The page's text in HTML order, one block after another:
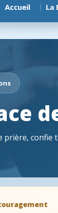
Accueil La
prière, confie